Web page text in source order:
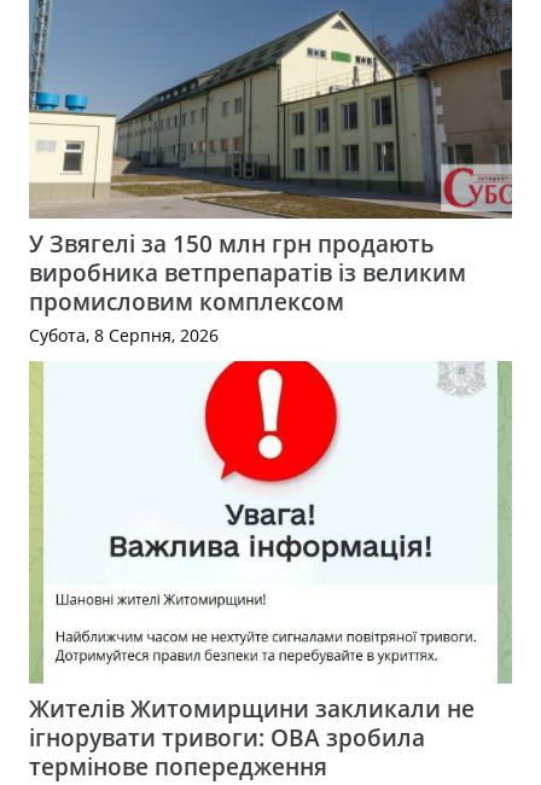
У Звягелі за 150 млн грн продають
виробника ветпрепаратів із великим
промисловим комплексом
Субота, 8 Серпня, 2026
Жителів Житомирщини закликали не
ігнорувати тривоги: ОВА зробила
термінове попередження